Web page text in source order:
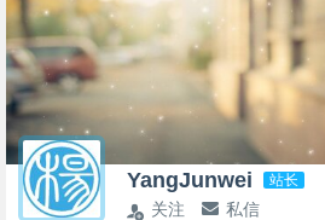
YangJunwei 站长
关注 私信